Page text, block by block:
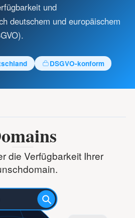
und
deutschem und europäischem
DSGVO-konform
die Verfügbarkeit Ihrer